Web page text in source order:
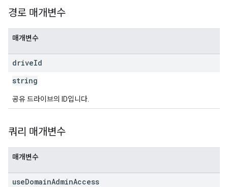
경로 매개변수
매개변수
driveId
string
공유 드라이브의 ID입니다.
쿼리 매개변수
매개변수
useDomainAdminAccess